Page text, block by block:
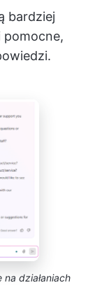
bardziej
pomocne,
działaniach